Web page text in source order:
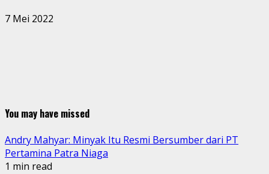
7 Mei 2022
You may have missed
Andry Mahyar: Minyak Itu Resmi Bersumber dari PT
Pertamina Patra Niaga
1 min read